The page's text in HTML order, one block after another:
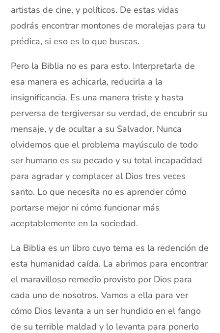
artistas de cine, y políticos. De estas vidas
podrás encontrar montones de moralejas para tu
prédica, si eso es lo que buscas.
Pero la Biblia no es para esto. Interpretarla de
esa manera es achicarla, reducirla a la
insignificancia. Es una manera triste y hasta
perversa de tergiversar su verdad, de encubrir su
mensaje, y de ocultar a su Salvador. Nunca
olvidemos que el problema mayúsculo de todo
ser humano es su pecado y su total incapacidad
para agradar y complacer al Dios tres veces
santo. Lo que necesita no es aprender cómo
portarse mejor ni cómo funcionar más
aceptablemente en la sociedad.
La Biblia es un libro cuyo tema es la redención de
esta humanidad caída. La abrimos para encontrar
el maravilloso remedio provisto por Dios para
cada uno de nosotros. Vamos a ella para ver
cómo Dios levanta a un ser hundido en el fango
de su terrible maldad y lo levanta para ponerlo